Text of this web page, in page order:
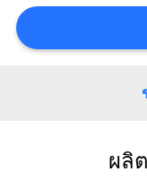
ข่าว
ผลิ